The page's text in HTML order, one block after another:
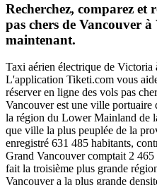
Recherchez, comparez et
pas chers de Vancouver
maintenant.
Taxi aérien électrique de Victoria
L'application Tiketi.com vous
réserver en ligne des vols pas
Vancouver est une ville portuaire
la région du Lower Mainland de
que ville la plus peuplée de la
enregistré 631 485 habitants,
Grand Vancouver comptait 2
fait la troisième plus grande
Vancouver a la plus grande